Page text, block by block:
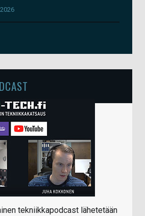
tekniikkapodcast lähetetään